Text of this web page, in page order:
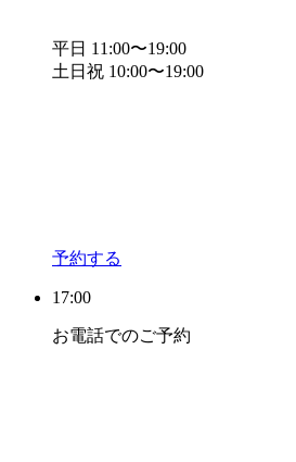
平日 11:00〜19:00
土日祝 10:00〜19:00
予約する
17:00
お電話でのご予約